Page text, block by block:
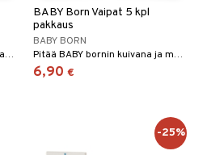
Kaunis setti kimaltelevia vaaleanpunaisia paljetteja!
BABY Born Vaipat 5 kpl
pakkaus
BABY BORN
Pitää BABY bornin kuivana ja mukavana koko päivän.
6,90 €
-25%